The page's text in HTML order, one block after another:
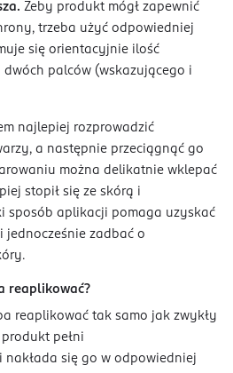
Żeby produkt mógł zapewnić
trzeba użyć odpowiedniej
się orientacyjnie ilość
palców (wskazującego i
najlepiej rozprowadzić
a następnie przeciągnąć go
można delikatnie wklepać
stopił się ze skórą i
sposób aplikacji pomaga uzyskać
zadbać o
reaplikować?
reaplikować tak samo jak zwykły
pełni
się go w odpowiedniej